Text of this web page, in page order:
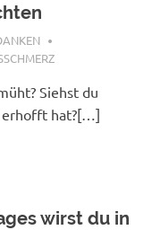
2018
Siehst du
erhofft hat?[…]
wirst du in